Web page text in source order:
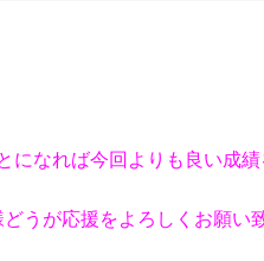
になれば今回よりも良い成
どうが応援をよろしくお願い